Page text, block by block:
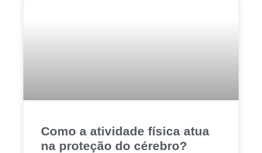
Como a atividade física atua
na proteção do cérebro?